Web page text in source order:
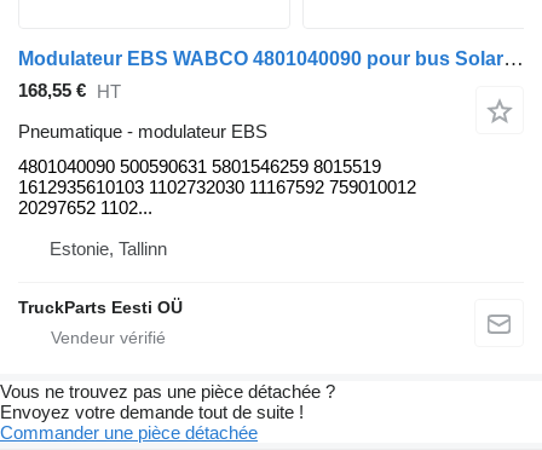
Modulateur EBS WABCO 4801040090 pour bus Solaris Urbino, Alpino, Vacanza (1999-)
168,55 € HT
Pneumatique - modulateur EBS
4801040090 500590631 5801546259 8015519
1612935610103 1102732030 11167592 759010012
20297652 1102...
Estonie, Tallinn
TruckParts Eesti OÜ
Vous ne trouvez pas une pièce détachée ?
Envoyez votre demande tout de suite !
Commander une pièce détachée